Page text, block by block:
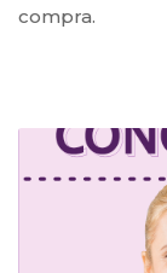
compra.